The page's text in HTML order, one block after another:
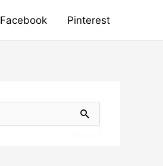
Facebook Pinterest